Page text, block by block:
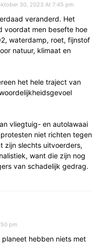
30, 2023 At 7:45 pm
veranderd. Het
voordat men besefte hoe
waterdamp, roet, fijnstof
natuur, klimaat en
het hele traject van
vliegtuig- en autolawaai
niet richten tegen
zijn slechts uitvoerders,
want die zijn nog
van schadelijk gedrag.
pm
planeet hebben niets met